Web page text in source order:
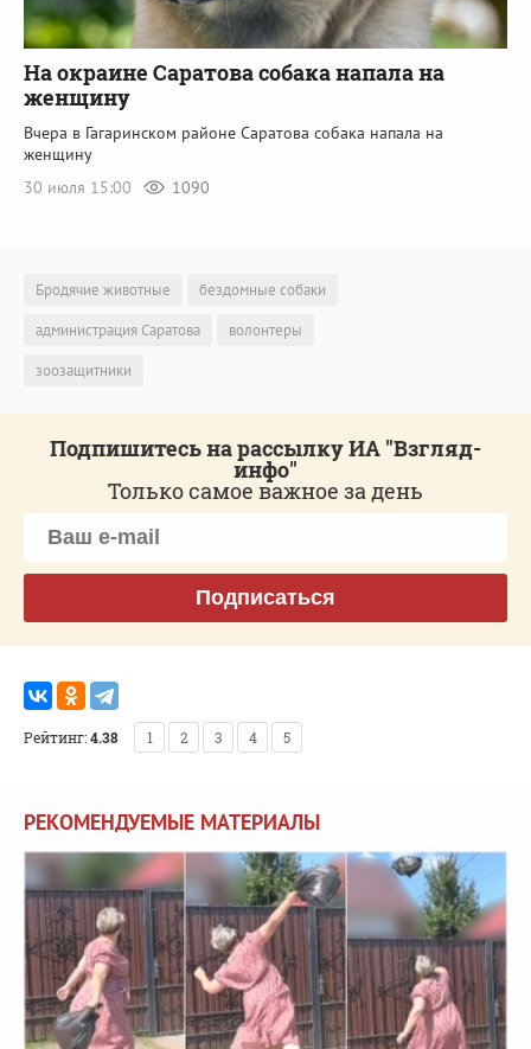
На окраине Саратова собака напала на
женщину
Вчера в Гагаринском районе Саратова собака напала на
женщину
30 июля 15:00
1090
Бродячие животные
бездомные собаки
администрация Саратова
волонтеры
зоозащитники
Подпишитесь на рассылку ИА "Взгляд-
инфо"
Только самое важное за день
Подписаться
Рейтинг:4.38 1 2 3 4 5
РЕКОМЕНДУЕМЫЕ МАТЕРИАЛЫ